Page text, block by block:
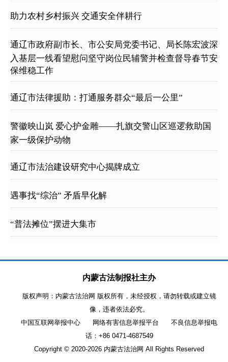
助力农村乡村振兴 交通安全伴耕行
通辽市政府副市长、市公安局党委书记、局长陈宏波深
入基层一线看望慰问坚守岗位民辅警并检查督导春节安
保维稳工作
通辽市法律援助：打通服务群众“最后一公里”
警徽映山岚 爱心护金雕——扎旗交警山区巡逻救助国
家一级保护动物
通辽市法治建设研究中心揭牌成立
遇事找“综治” 矛盾早化解
“普法摊位”摆进大集市
内蒙古法制报社主办
版权声明：内蒙古法治网 版权所有，未经授权，请勿转载或建立镜
像，违者依法必究。
中国互联网举报中心
网络有害信息举报平台
不良信息举报电
话：+86 0471-4687549
Copyright © 2020-2026 内蒙古法治网 All Rights Reserved